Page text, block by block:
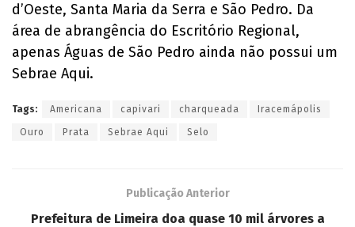
d’Oeste, Santa Maria da Serra e São Pedro. Da
área de abrangência do Escritório Regional,
apenas Águas de São Pedro ainda não possui um
Sebrae Aqui.
Tags: Americana capivari charqueada Iracemápolis
Ouro Prata Sebrae Aqui Selo
Publicação Anterior
Prefeitura de Limeira doa quase 10 mil árvores a